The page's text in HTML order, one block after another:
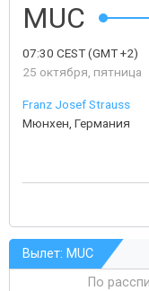
MUC
07:30 CEST(GMT +2)
25 октября, пятница
Franz Josef Strauss
Мюнхен, Германия
Вылет: MUC
По